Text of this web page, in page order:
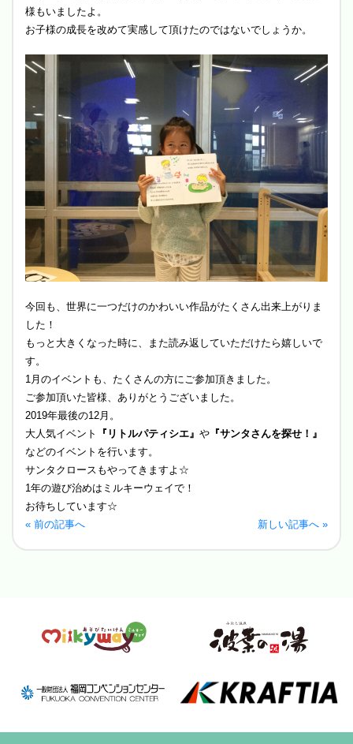
様もいましたよ。
お子様の成長を改めて実感して頂けたのではないでしょうか。
今回も、世界に一つだけのかわいい作品がたくさん出来上がりま
した！
もっと大きくなった時に、また読み返していただけたら嬉しいで
す。
1月のイベントも、たくさんの方にご参加頂きました。
ご参加頂いた皆様、ありがとうございました。
2019年最後の12月。
大人気イベント
『リトルパティシエ』 や 『サンタさんを探せ！』
などのイベントを行います。
サンタクロースもやってきますよ☆
1年の遊び治めはミルキーウェイで！
お待ちしています☆
« 前の記事へ
新しい記事へ »